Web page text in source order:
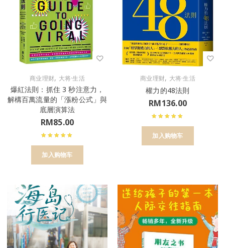
商业理财, 大将·生活
爆紅法則：抓住 3 秒注意力，
解構百萬流量的「漲粉公式」與
底層演算法
RM85.00
加入购物车
商业理财, 大将·生活
權力的48法則
RM136.00
加入购物车